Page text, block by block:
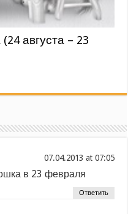
августа – 23
at
в 23 февраля
Ответить